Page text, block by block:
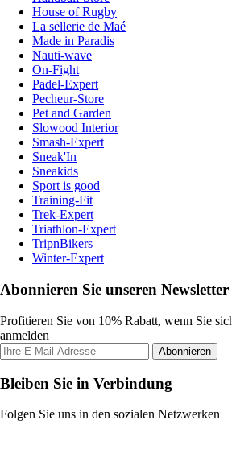
House of Rugby
La sellerie de Maé
Made in Paradis
Nauti-wave
On-Fight
Padel-Expert
Pecheur-Store
Pet and Garden
Slowood Interior
Smash-Expert
Sneak'In
Sneakids
Sport is good
Training-Fit
Trek-Expert
Triathlon-Expert
TripnBikers
Winter-Expert
Abonnieren Sie unseren Newsletter
Profitieren Sie von 10% Rabatt, wenn Sie
anmelden
Abonnieren
Bleiben Sie in Verbindung
Folgen Sie uns in den sozialen Netzwerken